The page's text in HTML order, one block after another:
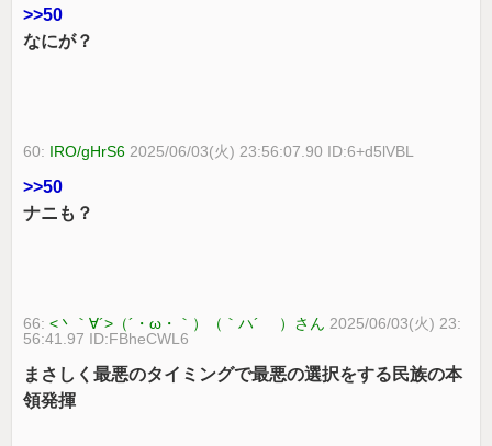
>>50
なにが？
60: IRO/gHrS6 2025/06/03(火) 23:56:07.90 ID:6+d5lVBL
>>50
ナニも？
66:<丶｀∀´>（´・ω・｀）（｀ハ´ ）さん 2025/06/03(火) 23:
56:41.97 ID:FBheCWL6
まさしく最悪のタイミングで最悪の選択をする民族の本
領発揮